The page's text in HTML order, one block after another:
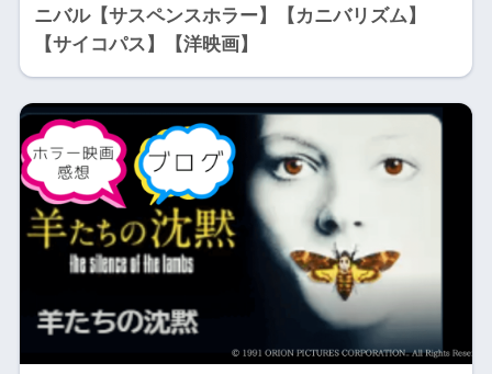
ニバル【サスペンスホラー】【カニバリズム】
【サイコパス】【洋映画】